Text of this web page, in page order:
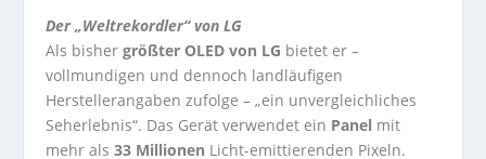
Der „Weltrekordler“ von LG
Als bishergrößter OLED von LG bietet er –
vollmundigen und dennoch landläufigen
Herstellerangaben zufolge – „ein unvergleichliches
Seherlebnis“. Das Gerät verwendet ein Panel mit
mehr als33 Millionen Licht-emittierenden Pixeln.